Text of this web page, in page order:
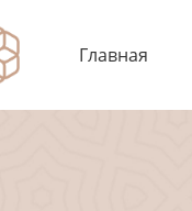
Главная